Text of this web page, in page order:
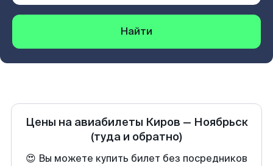
Найти
Цены на авиабилеты Киров — Ноябрьск
(туда и обратно)
😍 Вы можете купить билет без посредников